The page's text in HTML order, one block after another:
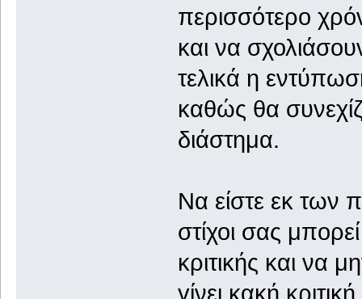
περισσότερο
και να
τελικά η
καθώς θα
διάστημα.
Να είστε εκ των
στίχοι σας
κριτικής και να
γίνει κακή